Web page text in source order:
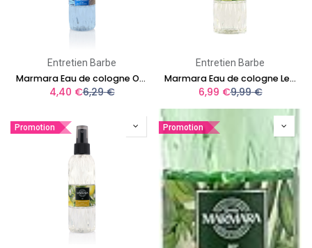
Entretien Barbe
Marmara Eau de cologne Ocean 150ml
4,40 €6,29€
Entretien Barbe
Marmara Eau de cologne Lemon 400ml
6,99 €9,99€
Promotion Promotion